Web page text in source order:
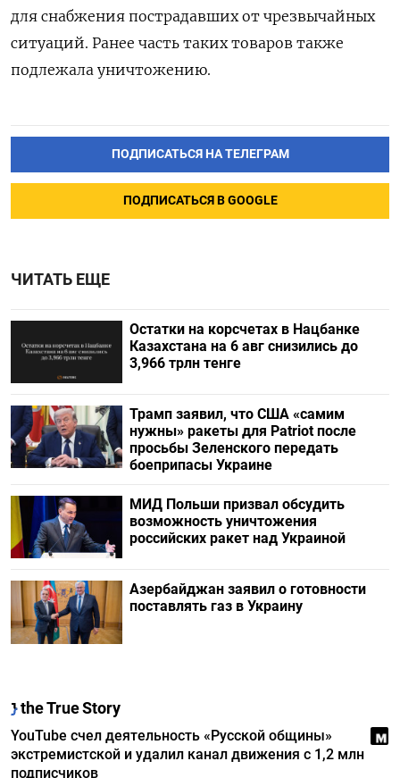
для снабжения пострадавших от чрезвычайных
ситуаций. Ранее часть таких товаров также
подлежала уничтожению.
ПОДПИСАТЬСЯ НА ТЕЛЕГРАМ
ПОДПИСАТЬСЯ В GOOGLE
ЧИТАТЬ ЕЩЕ
Остатки на корсчетах в Нацбанке
Казахстана на 6 авг снизились до
3,966 трлн тенге
Трамп заявил, что США «самим
нужны» ракеты для Patriot после
просьбы Зеленского передать
боеприпасы Украине
МИД Польши призвал обсудить
возможность уничтожения
российских ракет над Украиной
Азербайджан заявил о готовности
поставлять газ в Украину